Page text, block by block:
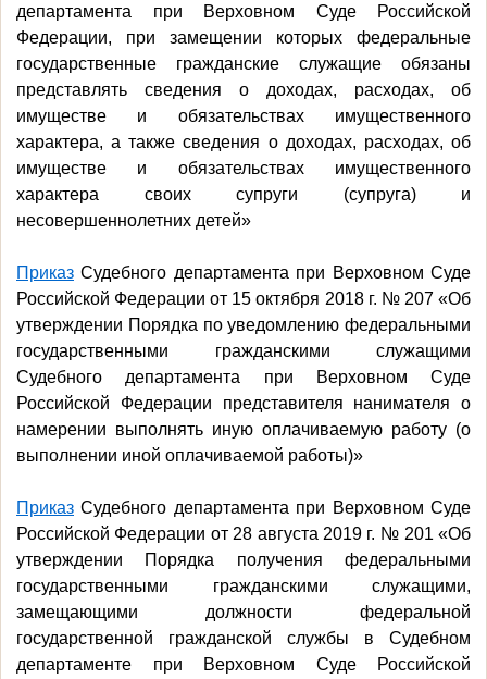
департамента при Верховном Суде Российской
Федерации, при замещении которых федеральные
государственные гражданские служащие обязаны
представлять сведения о доходах, расходах, об
имуществе и обязательствах имущественного
характера, а также сведения о доходах, расходах, об
имуществе и обязательствах имущественного
характера своих супруги (супруга) и
несовершеннолетних детей»
Приказ Судебного департамента при Верховном Суде
Российской Федерации от 15 октября 2018 г. № 207 «Об
утверждении Порядка по уведомлению федеральными
государственными гражданскими служащими
Судебного департамента при Верховном Суде
Российской Федерации представителя нанимателя о
намерении выполнять иную оплачиваемую работу (о
выполнении иной оплачиваемой работы)»
Приказ Судебного департамента при Верховном Суде
Российской Федерации от 28 августа 2019 г. № 201 «Об
утверждении Порядка получения федеральными
государственными гражданскими служащими,
замещающими должности федеральной
государственной гражданской службы в Судебном
департаменте при Верховном Суде Российской